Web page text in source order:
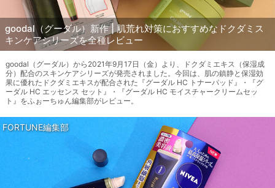
goodal（グーダル）新作 | 肌荒れ対策におすすめなドクダミス
キンケアシリーズを全種レビュー
goodal（グーダル）から2021年9月17日（金）より、ドクダミエキス（保湿成
分）配合のスキンケアシリーズが発売されました。今回は、肌の鎮静と保湿効
果に優れたドクダミエキスが配合された『グーダル HC トナーパッド』・『グ
ーダル HC エッセンス セット』・『グーダル HC モイスチャークリームセッ
ト』をふぉーちゅん編集部がレビュー。
FORTUNE編集部